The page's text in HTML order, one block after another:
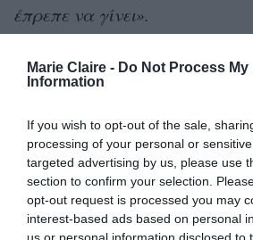
Marie Claire - Do Not Process My
Information
If you wish to opt-out of the sale,
processing of your personal or
targeted advertising by us, please use
section to confirm your selection.
opt-out request is processed you may
interest-based ads based on personal
us or personal information disclosed to
έπρεπε να γίνει».
«Είναι τόσο καταπληκτική.
συμπλήρωσε η Biles για τη
παρακολουθείς – όλοι οι
πάντα την επευφημούν».
Η απάντηση της Andrade